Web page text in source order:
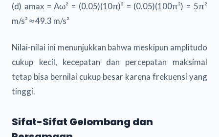
(d) amax = Aω² = (0.05)(10π)² = (0.05)(100π²) = 5π²
m/s² ≈ 49.3 m/s²
Nilai-nilai ini menunjukkan bahwa meskipun amplitudo
cukup kecil, kecepatan dan percepatan maksimal
tetap bisa bernilai cukup besar karena frekuensi yang
tinggi.
Sifat-Sifat Gelombang dan